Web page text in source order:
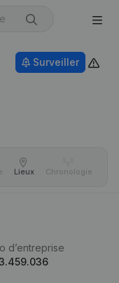
Surveiller
Lieux Chronologie
d’entreprise